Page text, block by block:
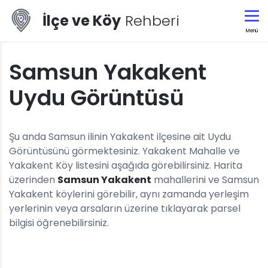
İlçe ve Köy Rehberi
Menü
Samsun Yakakent
Uydu Görüntüsü
Şu anda Samsun ilinin Yakakent ilçesine ait Uydu
Görüntüsünü görmektesiniz. Yakakent Mahalle ve
Yakakent Köy listesini aşağıda görebilirsiniz. Harita
üzerinden Samsun Yakakent mahallerini ve Samsun
Yakakent köylerini görebilir, aynı zamanda yerleşim
yerlerinin veya arsaların üzerine tıklayarak parsel
bilgisi öğrenebilirsiniz.